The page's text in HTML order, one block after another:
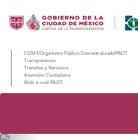
CDMX/Organismo Público Descentralizado/PAOT
Transparencia
Trámites y Servicios
Atención Ciudadana
Web e-mail PAOT